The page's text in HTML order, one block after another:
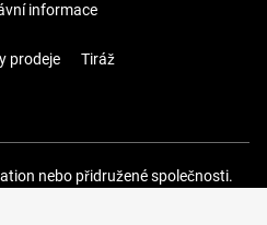
informace
prodeje Tiráž
nebo přidružené společnosti.